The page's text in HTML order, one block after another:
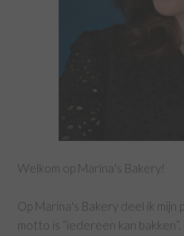
Welkom op Marina's Bakery!
Op Marina's Bakery deel ik mijn
motto is “iedereen kan